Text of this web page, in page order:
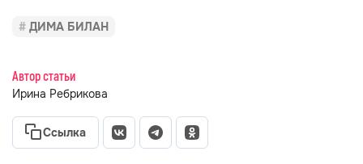
ДИМА БИЛАН
Автор статьи
Ирина Ребрикова
Ссылка